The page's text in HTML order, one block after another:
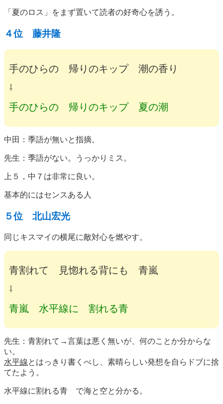
「夏のロス」をまず置いて読者の好奇心を誘う。
４位 藤井隆
手のひらの 帰りのキップ 潮の香り
⇩
手のひらの 帰りのキップ 夏の潮
中田：季語が無いと指摘。
先生：季語がない。うっかりミス。
上５，中７は非常に良い。
基本的にはセンスある人
５位 北山宏光
同じキスマイの横尾に敵対心を燃やす。
青割れて 見惚れる背にも 青嵐
⇩
青嵐 水平線に 割れる青
先生：青割れて→言葉は悪く無いが、何のことか分からな
い。
水平線とはっきり書くべし、素晴らしい発想を自らドブに捨
てたよう。
水平線に割れる青 で海と空と分かる。